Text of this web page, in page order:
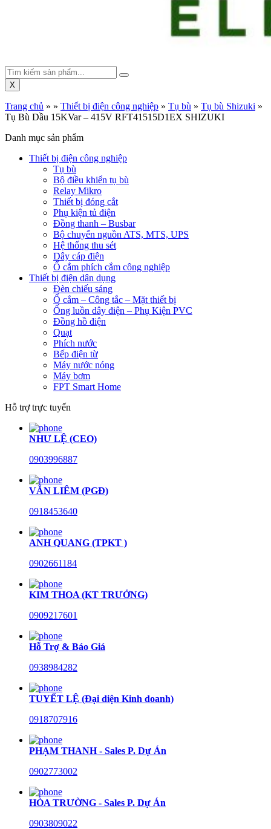
X
Trang chủ » » Thiết bị điện công nghiệp » Tụ bù » Tụ bù Shizuki »
Tụ Bù Dầu 15KVar – 415V RFT41515D1EX SHIZUKI
Danh mục sản phẩm
Thiết bị điện công nghiệp
Tụ bù
Bộ điều khiển tụ bù
Relay Mikro
Thiết bị đóng cắt
Phụ kiện tủ điện
Đồng thanh – Busbar
Bộ chuyển nguồn ATS, MTS, UPS
Hệ thống thu sét
Dây cáp điện
Ổ cắm phích cắm công nghiệp
Thiết bị điện dân dụng
Đèn chiếu sáng
Ổ cắm – Công tắc – Mặt thiết bị
Ống luồn dây điện – Phụ Kiện PVC
Đồng hồ điện
Quạt
Phích nước
Bếp điện từ
Máy nước nóng
Máy bơm
FPT Smart Home
Hỗ trợ trực tuyến
NHƯ LỆ (CEO)
0903996887
VĂN LIÊM (PGĐ)
0918453640
ANH QUANG (TPKT )
0902661184
KIM THOA (KT TRƯỞNG)
0909217601
Hỗ Trợ & Báo Giá
0938984282
TUYẾT LỆ (Đại diện Kinh doanh)
0918707916
PHẠM THANH - Sales P. Dự Án
0902773002
HÒA TRƯỜNG - Sales P. Dự Án
0903809022